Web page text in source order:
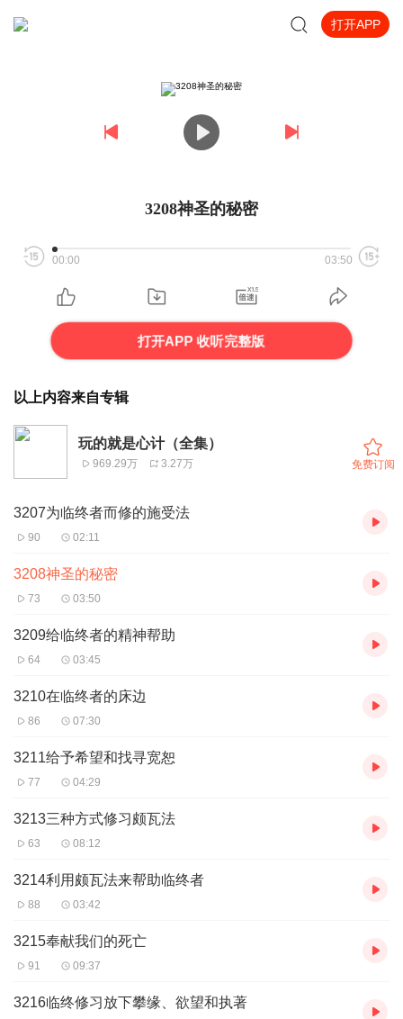
打开APP
3208神圣的秘密
00:00 03:50
打开APP 收听完整版
以上内容来自专辑
玩的就是心计（全集）
969.29万 3.27万 免费订阅
3207为临终者而修的施受法
90 02:11
3208神圣的秘密
73 03:50
3209给临终者的精神帮助
64 03:45
3210在临终者的床边
86 07:30
3211给予希望和找寻宽恕
77 04:29
3213三种方式修习颇瓦法
63 08:12
3214利用颇瓦法来帮助临终者
88 03:42
3215奉献我们的死亡
91 09:37
3216临终修习放下攀缘、欲望和执著